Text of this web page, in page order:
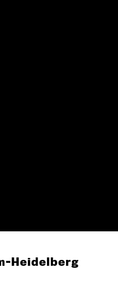
Heidelberg